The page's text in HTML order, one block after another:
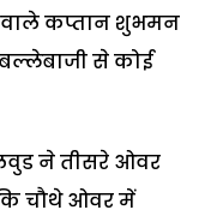
वाले कप्तान शुभमन
से कोई
ने तीसरे ओवर
चौथे ओवर में